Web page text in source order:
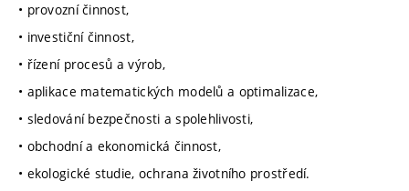
• provozní činnost,
• investiční činnost,
• řízení procesů a výrob,
• aplikace matematických modelů a optimalizace,
• sledování bezpečnosti a spolehlivosti,
• obchodní a ekonomická činnost,
• ekologické studie, ochrana životního prostředí.